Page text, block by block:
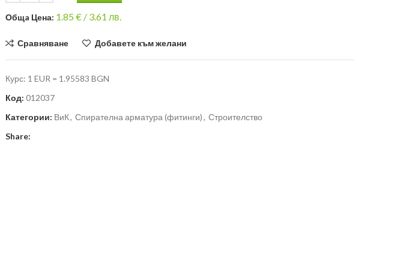
Общa Цена: 1.85€ / 3.61 лв.
Сравняване Добавете към желани
Курс: 1 EUR = 1.95583 BGN
Код: 012037
Категории: ВиК, Спирателна арматура (фитинги), Строителство
Share: